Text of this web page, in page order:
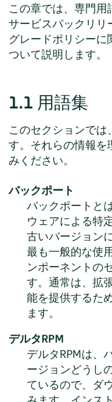
この章では、専門用
サービスパックリリ
グレードポリシー
ついて説明します。
1.1 用語集
このセクションでは
す。それらの情報を
みください。
バックポート
バックポートと
ウェアによる特
古いバージョン
最も一般的な使
ンポーネントの
す。通常は、拡
能を提供するた
ます。
デルタRPM
デルタRPMは、
ージョンどうし
ているので、ダ